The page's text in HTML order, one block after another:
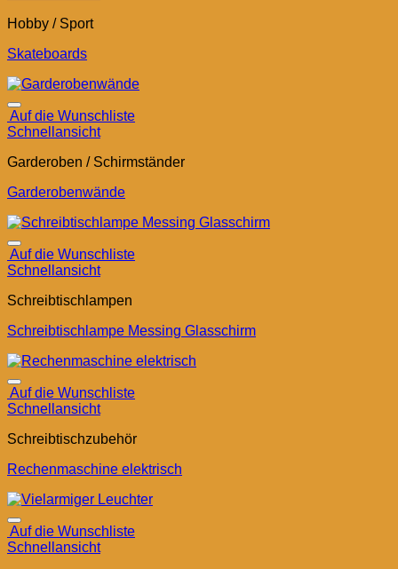
Hobby / Sport
Skateboards
Auf die Wunschliste
Schnellansicht
Garderoben / Schirmständer
Garderobenwände
Auf die Wunschliste
Schnellansicht
Schreibtischlampen
Schreibtischlampe Messing Glasschirm
Auf die Wunschliste
Schnellansicht
Schreibtischzubehör
Rechenmaschine elektrisch
Auf die Wunschliste
Schnellansicht